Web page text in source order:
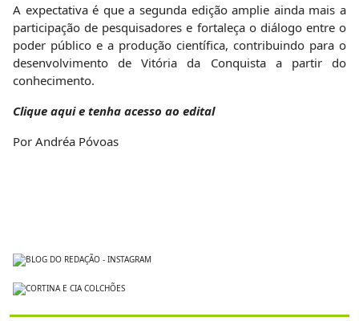
A expectativa é que a segunda edição amplie ainda mais a
participação de pesquisadores e fortaleça o diálogo entre o
poder público e a produção científica, contribuindo para o
desenvolvimento de Vitória da Conquista a partir do
conhecimento.
Clique aqui e tenha acesso ao edital
Por Andréa Póvoas